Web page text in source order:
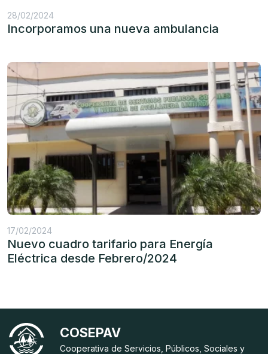
28/02/2024
Incorporamos una nueva ambulancia
17/02/2024
Nuevo cuadro tarifario para Energía
Eléctrica desde Febrero/2024
COSEPAV
Cooperativa de Servicios, Públicos, Sociales y